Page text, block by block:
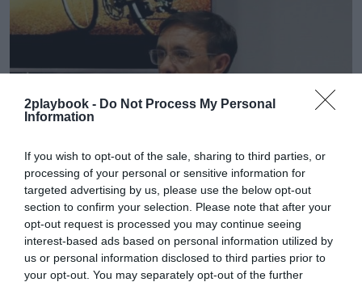
2playbook - Do Not Process My Personal
Information
If you wish to opt-out of the sale, sharing to third parties, or
processing of your personal or sensitive information for
targeted advertising by us, please use the below opt-out
section to confirm your selection. Please note that after your
opt-out request is processed you may continue seeing
interest-based ads based on personal information utilized by
us or personal information disclosed to third parties prior to
your opt-out. You may separately opt-out of the further
2Playbook
Las federaciones españolas rechazan el requisito de
test en Galicia para el deporte no profesional
Publicidad